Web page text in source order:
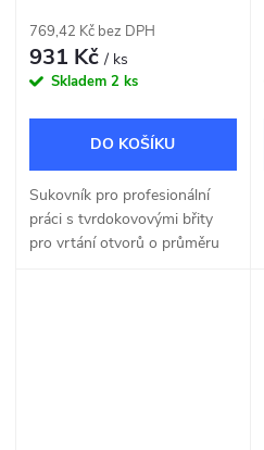
769,42 Kč bez DPH
931 Kč/ ks
Skladem 2 ks
DO KOŠÍKU
Sukovník pro profesionální
práci s tvrdokovovými břity
pro vrtání otvorů o průměru